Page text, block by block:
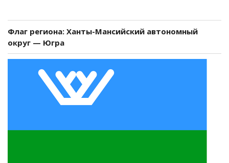
Флаг региона: Ханты-Мансийский автономный
округ — Югра